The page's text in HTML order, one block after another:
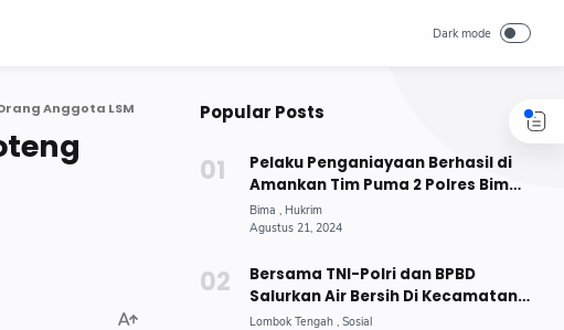
Anggota LSM Popular Posts
Pelaku Penganiayaan Berhasil di
Amankan Tim Puma 2 Polres Bima
Kota
Bersama TNI-Polri dan BPBD
Salurkan Air Bersih Di Kecamatan
Jonggat